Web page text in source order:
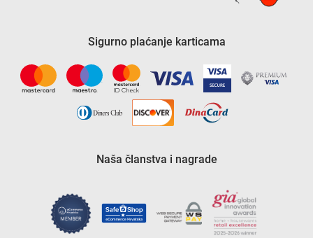
Sigurno plaćanje karticama
Naša članstva i nagrade